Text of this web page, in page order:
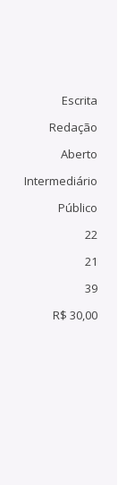
Escrita
Redação
Aberto
Intermediário
Público
22
21
39
R$ 30,00